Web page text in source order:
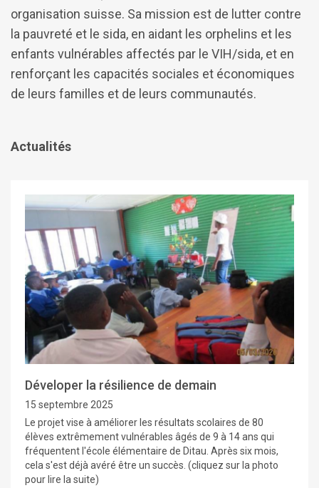
organisation suisse. Sa mission est de lutter contre
la pauvreté et le sida, en aidant les orphelins et les
enfants vulnérables affectés par le VIH/sida, et en
renforçant les capacités sociales et économiques
de leurs familles et de leurs communautés.
Actualités
Déveloper la résilience de demain
15 septembre 2025
Le projet vise à améliorer les résultats scolaires de 80
élèves extrêmement vulnérables âgés de 9 à 14 ans qui
fréquentent l'école élémentaire de Ditau. Après six mois,
cela s'est déjà avéré être un succès. (cliquez sur la photo
pour lire la suite)